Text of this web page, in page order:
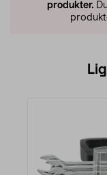
produkter.